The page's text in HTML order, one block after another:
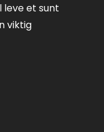
leve et sunt
viktig